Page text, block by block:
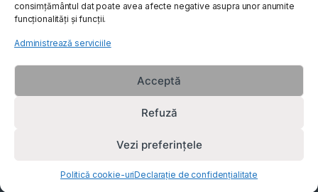
consimțământul dat poate avea afecte negative asupra unor anumite
funcționalități și funcții.
Administrează serviciile
Acceptă
Refuză
Vezi preferințele
Politică cookie-uriDeclarație de confidențialitate